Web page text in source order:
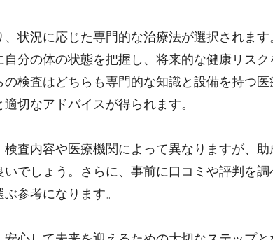
状況に応じた専門的な治療法が選択されます
分の体の状態を把握し、将来的な健康リスク
検査はどちらも専門的な知識と設備を持つ医
切なアドバイスが得られます。
査内容や医療機関によって異なりますが、助
でしょう。さらに、事前に口コミや評判を調
参考になります。